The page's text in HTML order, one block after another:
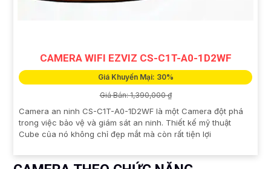
CAMERA WIFI EZVIZ CS-C1T-A0-1D2WF
Giá Khuyến Mại: 30%
Giá Bán: 1,390,000 ₫
Camera an ninh CS-C1T-A0-1D2WF là một Camera đột phá
trong việc bảo vệ và giám sát an ninh. Thiết kế mỹ thuật
Cube của nó không chỉ đẹp mắt mà còn rất tiện lợi